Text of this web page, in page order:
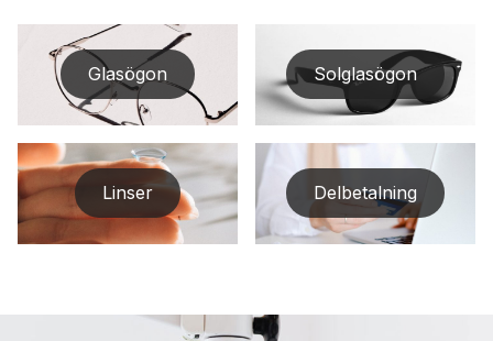
Glasögon Solglasögon
Linser Delbetalning